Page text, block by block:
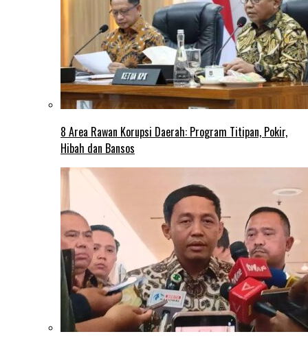
8 Area Rawan Korupsi Daerah: Program Titipan, Pokir,
Hibah dan Bansos